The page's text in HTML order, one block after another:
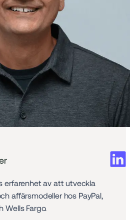
erfarenhet av att utveckla
affärsmodeller hos PayPal,
Wells Fargo.